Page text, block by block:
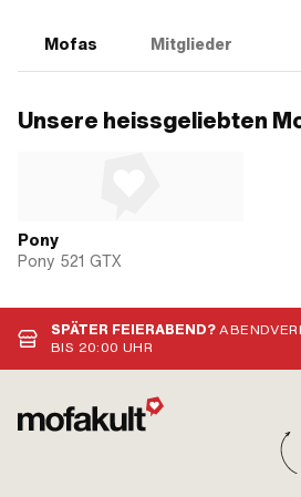
Mofas Mitglieder
Unsere heissgeliebten
Pony
Pony 521 GTX
SPÄTER FEIERABEND?
BIS 20:00 UHR